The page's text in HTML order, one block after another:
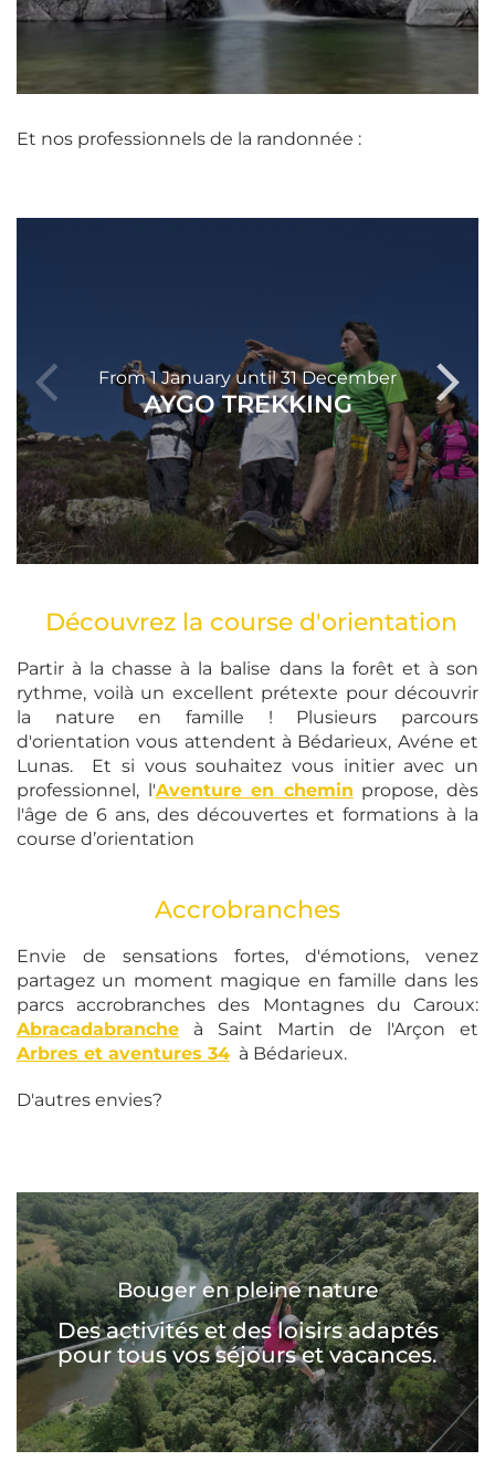
Et nos professionnels de la randonnée :
From 1 January until 31 December
AYGO TREKKING
Découvrez la course d'orientation
Partir à la chasse à la balise dans la forêt et à son
rythme, voilà un excellent prétexte pour découvrir
la nature en famille ! Plusieurs parcours
d'orientation vous attendent à Bédarieux, Avéne et
Lunas. Et si vous souhaitez vous initier avec un
professionnel, l'Aventure en chemin propose, dès
l'âge de 6 ans, des découvertes et formations à la
course d’orientation
Accrobranches
Envie de sensations fortes, d'émotions, venez
partagez un moment magique en famille dans les
parcs accrobranches des Montagnes du Caroux:
Abracadabranche à Saint Martin de l'Arçon et
Arbres et aventures 34 à Bédarieux.
D'autres envies?
Bouger en pleine nature
Des activités et des loisirs adaptés
pour tous vos séjours et vacances.